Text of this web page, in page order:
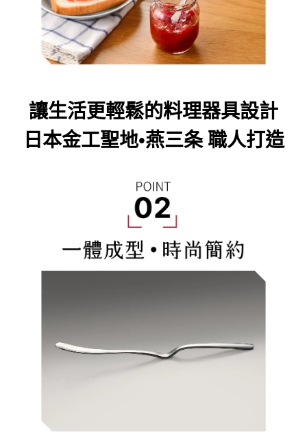
讓生活更輕鬆的料理器具設計
日本金工聖地•燕三条 職人打造